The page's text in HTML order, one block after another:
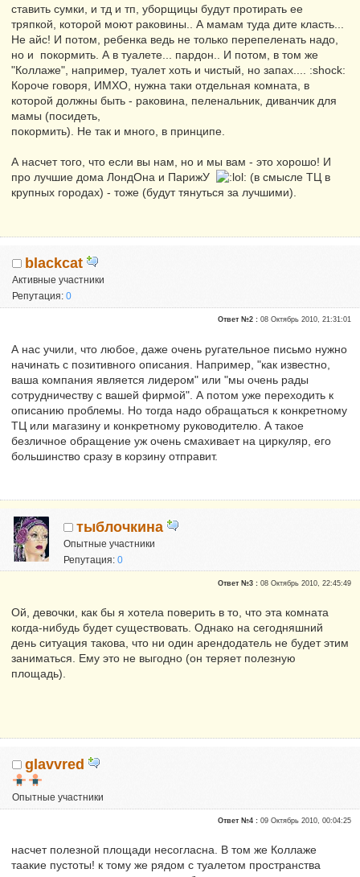
ставить сумки, и тд и тп, уборщицы будут протирать ее
тряпкой, которой моют раковины.. А мамам туда дите класть...
Не айс! И потом, ребенка ведь не только перепеленать надо,
но и покормить. А в туалете... пардон.. И потом, в том же
"Коллаже", например, туалет хоть и чистый, но запах.... :shock:
Короче говоря, ИМХО, нужна таки отдельная комната, в
которой должны быть - раковина, пеленальник, диванчик для
мамы (посидеть,
покормить). Не так и много, в принципе.
А насчет того, что если вы нам, но и мы вам - это хорошо! И
про лучшие дома ЛондОна и ПарижУ
(в смысле ТЦ в
крупных городах) - тоже (будут тянуться за лучшими).
blackcat
Активные участники
Репутация:0
Ответ №2 :08 Октябрь 2010, 21:31:01
А нас учили, что любое, даже очень ругательное письмо нужно
начинать с позитивного описания. Например, "как известно,
ваша компания является лидером" или "мы очень рады
сотрудничеству с вашей фирмой". А потом уже переходить к
описанию проблемы. Но тогда надо обращаться к конкретному
ТЦ или магазину и конкретному руководителю. А такое
безличное обращение уж очень смахивает на циркуляр, его
большинство сразу в корзину отправит.
тыблочкина
Опытные участники
Репутация: 0
Ответ №3 :08 Октябрь 2010, 22:45:49
Ой, девочки, как бы я хотела поверить в то, что эта комната
когда-нибудь будет существовать. Однако на сегодняшний
день ситуация такова, что ни один арендодатель не будет этим
заниматься. Ему это не выгодно (он теряет полезную
площадь).
glavvred
Опытные участники
Репутация:0
Ответ №4 :09 Октябрь 2010, 00:04:25
насчет полезной площади несогласна. В том же Коллаже
таакие пустоты! к тому же рядом с туалетом пространства